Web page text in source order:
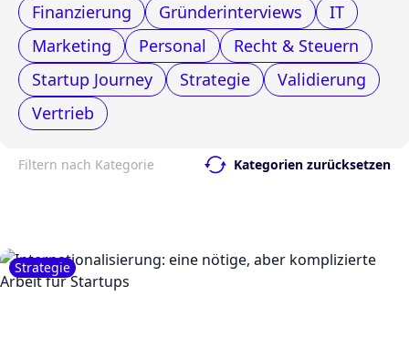
Finanzierung Gründerinterviews
IT
Marketing
Personal
Recht & Steuern
Startup Journey
Strategie
Validierung
Vertrieb
Filtern nach Kategorie Kategorien zurücksetzen
Strategie